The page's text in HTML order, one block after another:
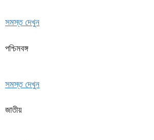
সমস্ত দেখুন
পশ্চিমবঙ্গ
সমস্ত দেখুন
জাতীয়